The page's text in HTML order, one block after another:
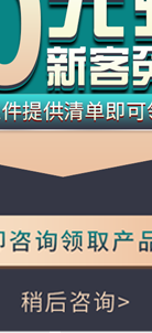
万
万宁
万宁轮毂螺栓 汽车轮胎螺丝 不锈钢（304/316）碳钢 合金钢